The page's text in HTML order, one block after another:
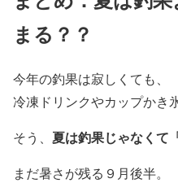
まる？？
今年の釣果は寂しくても、
冷凍ドリンクやカップかき
そう、 夏は釣果じゃなくて
まだ暑さが残る９月後半。